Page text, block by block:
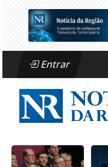
Entrar